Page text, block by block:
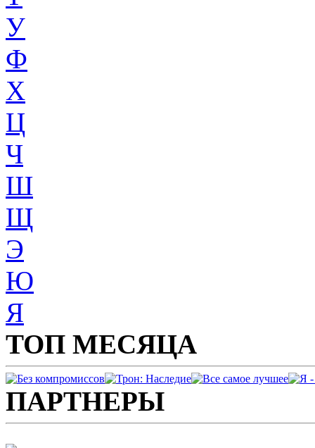
У
Ф
Х
Ц
Ч
Ш
Щ
Э
Ю
Я
ТОП МЕСЯЦА
ПАРТНЕРЫ